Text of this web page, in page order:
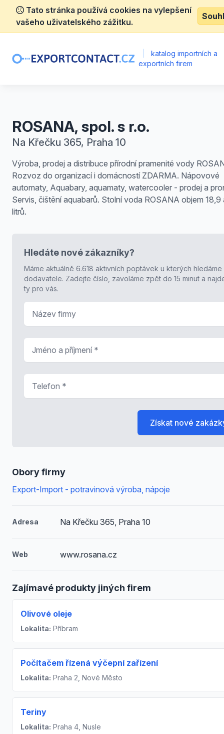
Tato stránka používá cookies na vylepšení
vašeho uživatelského zážitku.
katalog importních a
exportních firem
ROSANA, spol. s r.o.
Na Křečku 365, Praha 10
Výroba, prodej a distribuce přírodní pramenité vody
Rozvoz do organizací i domácností ZDARMA. Nápovové
automaty, Aquabary, aquamaty, watercooler - prodej a
Servis, čištění aquabarů. Stolní voda ROSANA objem 18,9
litrů.
Obory firmy
Export-Import - potravinová výroba, nápoje
Adresa Na Křečku 365, Praha 10
Web www.rosana.cz
Zajímavé produkty jiných firem
Olivové oleje
Lokalita: Příbram
Počítačem řízená výčepní zařízení
Lokalita: Praha 2, Nové Město
Teriny
Lokalita: Praha 4, Nusle
Hledáte nové zákazníky?
Máme aktuálně 6.618 aktivních poptávek u kterých hledáme
dodavatele. Zadejte číslo, zavoláme zpět do 15 minut a
ty pro vás.
Získat nové